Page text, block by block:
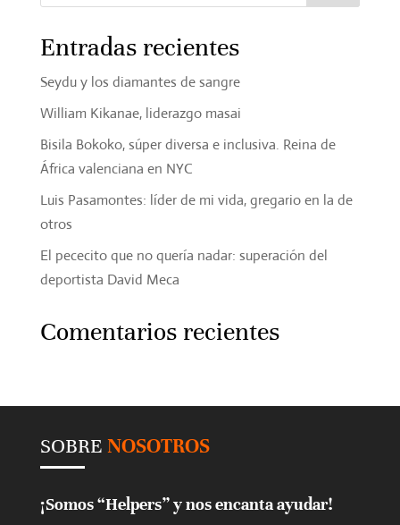
Entradas recientes
Seydu y los diamantes de sangre
William Kikanae, liderazgo masai
Bisila Bokoko, súper diversa e inclusiva. Reina de
África valenciana en NYC
Luis Pasamontes: líder de mi vida, gregario en la de
otros
El pececito que no quería nadar: superación del
deportista David Meca
Comentarios recientes
SOBRE NOSOTROS
¡Somos “Helpers” y nos encanta ayudar!